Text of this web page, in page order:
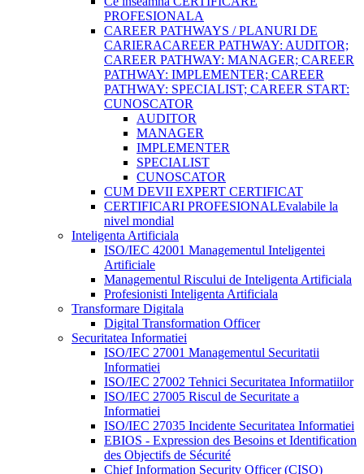
PROFESIONALA
CAREER PATHWAYS / PLANURI DE
CARIERACAREER PATHWAY: AUDITOR;
CAREER PATHWAY: MANAGER; CAREER
PATHWAY: IMPLEMENTER; CAREER
PATHWAY: SPECIALIST; CAREER START:
CUNOSCATOR
AUDITOR
MANAGER
IMPLEMENTER
SPECIALIST
CUNOSCATOR
CUM DEVII EXPERT CERTIFICAT
CERTIFICARI PROFESIONALEvalabile la
nivel mondial
Inteligenta Artificiala
ISO/IEC 42001 Managementul Inteligentei
Artificiale
Managementul Riscului de Inteligenta Artificiala
Profesionisti Inteligenta Artificiala
Transformare Digitala
Digital Transformation Officer
Securitatea Informatiei
ISO/IEC 27001 Managementul Securitatii
Informatiei
ISO/IEC 27002 Tehnici Securitatea Informatiilor
ISO/IEC 27005 Riscul de Securitate a
Informatiei
ISO/IEC 27035 Incidente Securitatea Informatiei
EBIOS - Expression des Besoins et Identification
des Objectifs de Sécurité
Chief Information Security Officer (CISO)